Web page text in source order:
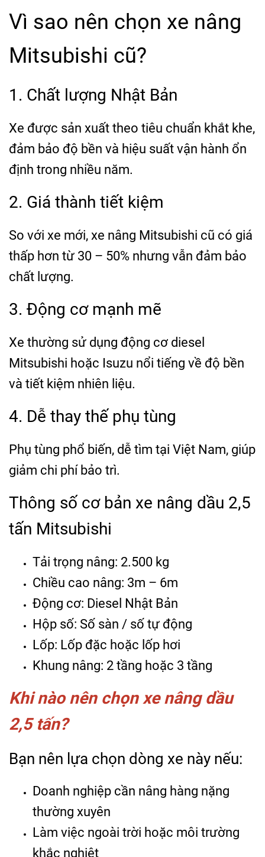
Vì sao nên chọn xe nâng
Mitsubishi cũ?
1. Chất lượng Nhật Bản
Xe được sản xuất theo tiêu chuẩn khắt khe,
đảm bảo độ bền và hiệu suất vận hành ổn
định trong nhiều năm.
2. Giá thành tiết kiệm
So với xe mới, xe nâng Mitsubishi cũ có giá
thấp hơn từ 30 – 50% nhưng vẫn đảm bảo
chất lượng.
3. Động cơ mạnh mẽ
Xe thường sử dụng động cơ diesel
Mitsubishi hoặc Isuzu nổi tiếng về độ bền
và tiết kiệm nhiên liệu.
4. Dễ thay thế phụ tùng
Phụ tùng phổ biến, dễ tìm tại Việt Nam, giúp
giảm chi phí bảo trì.
Thông số cơ bản xe nâng dầu 2,5
tấn Mitsubishi
Tải trọng nâng: 2.500 kg
Chiều cao nâng: 3m – 6m
Động cơ: Diesel Nhật Bản
Hộp số: Số sàn / số tự động
Lốp: Lốp đặc hoặc lốp hơi
Khung nâng: 2 tầng hoặc 3 tầng
Khi nào nên chọn xe nâng dầu
2,5 tấn?
Bạn nên lựa chọn dòng xe này nếu:
Doanh nghiệp cần nâng hàng nặng
thường xuyên
Làm việc ngoài trời hoặc môi trường
khắc nghiệt